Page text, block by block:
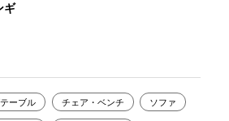
ギ
ーブル チェア・ベンチ ソファ